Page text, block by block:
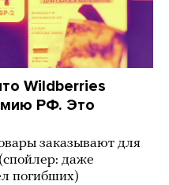
Wildberries
РФ. Это
заказывают для
даже
погибших)